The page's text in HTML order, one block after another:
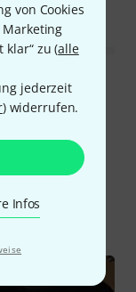
von Cookies
klar“ zu (alle
jederzeit
) widerrufen.
Infos